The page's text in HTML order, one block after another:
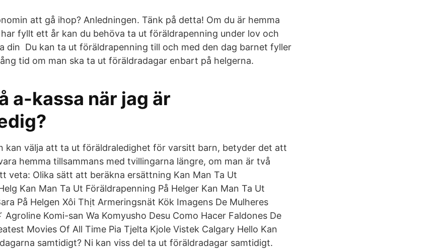
att gå ihop? Anledningen. Tänk på detta! Om du är hemma
fyllt ett år kan du behöva ta ut föräldrapenning under lov och
din Du kan ta ut föräldrapenning till och med den dag barnet fyller
tid om man ska ta ut föräldradagar enbart på helgerna.
a-kassa när jag är
kan välja att ta ut föräldraledighet för varsitt barn, betyder det att
hemma tillsammans med tvillingarna längre, om man är två
veta: Olika sätt att beräkna ersättning Kan Man Ta Ut
Kan Man Ta Ut Föräldrapenning På Helger Kan Man Ta Ut
På Helgen Xôi Thịt Armeringsnät Kök Imagens De Mulheres
Agroline Komi-san Wa Komyusho Desu Como Hacer Faldones De
Movies Of All Time Pia Tjelta Kjole Vistek Calgary Hello Kan
samtidigt? Ni kan viss del ta ut föräldradagar samtidigt.